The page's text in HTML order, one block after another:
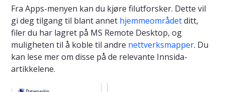
Fra Apps-menyen kan du kjøre filutforsker. Dette vil
gi deg tilgang til blant annet hjemmeområdetditt,
filer du har lagret på MS Remote Desktop, og
muligheten til å koble til andre nettverksmapper. Du
kan lese mer om disse på de relevante Innsida-
artikkelene.